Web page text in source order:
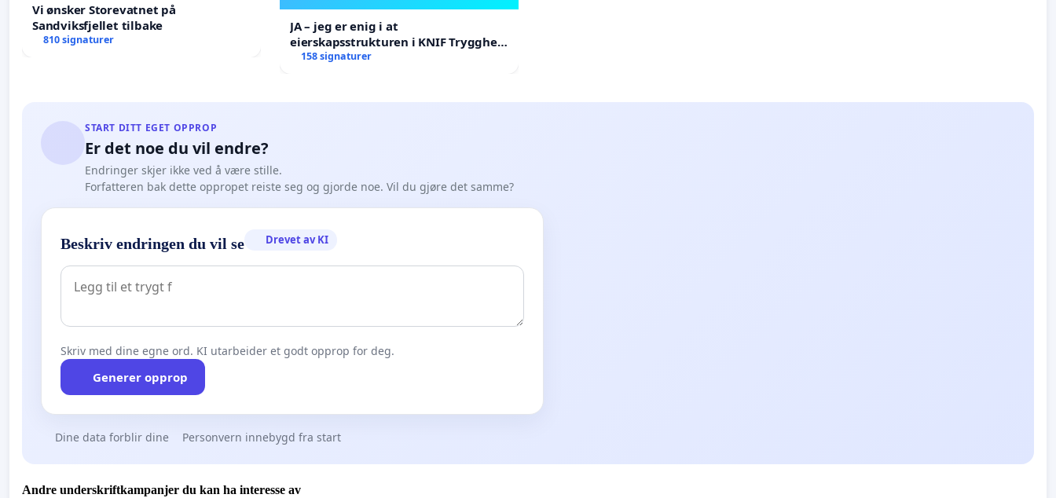
Vi ønsker Storevatnet på
Sandviksfjellet tilbake
810 signaturer
JA – jeg er enig i at
eierskapsstrukturen i KNIF Trygghet
AS ikke skal endres
158 signaturer
START DITT EGET OPPROP
Er det noe du vil endre?
Endringer skjer ikke ved å være stille.
Forfatteren bak dette oppropet reiste seg og gjorde noe. Vil du gjøre det samme?
Beskriv endringen du vil se Drevet av KI
Skriv med dine egne ord. KI utarbeider et godt opprop for deg.
Generer opprop
Dine data forblir dine Personvern innebygd fra start
Andre underskriftkampanjer du kan ha interesse av